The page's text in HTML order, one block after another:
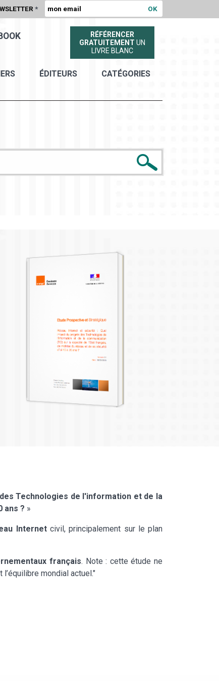
*
RÉFÉRENCER
GRATUITEMENT UN
LIVRE BLANC
ÉDITEURS CATÉGORIES
Technologies de l'information et de la
ans ? »
Internetcivil, principalement sur le plan
français. Note : cette étude ne
mondial actuel."